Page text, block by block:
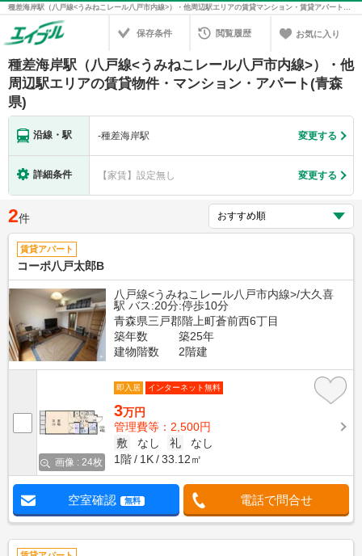
種差海岸駅（八戸線<うみねこレール八戸市内線>）・他周辺駅エリアの賃貸マンション・賃貸アパート・賃貸住宅の不動産情報を検索！不動産賃貸の物件探しは、お部屋探しのエイブル
保存条件 閲覧履歴 お気に入り
種差海岸駅（八戸線<うみねこレール八戸市内線>）・他
周辺駅エリアの賃貸物件・マンション・アパート(青森
県)
沿線・駅 -種差海岸駅 変更する
詳細条件 【家賃】設定無し 変更する
2件
賃貸アパート
コーポ八戸太郎B
八戸線<うみねこレール八戸市内線>/大久喜
駅 バス:20分:停歩10分
青森県三戸郡階上町蒼前西6丁目
築年数
築25年
建物階数
2階建
画像 : 24枚
即入居 インターネット無料
3万円
管理費等：2,500円
敷
なし 礼
なし
1階
1K 33.12㎡
空室確認 無料 電話で問合せ